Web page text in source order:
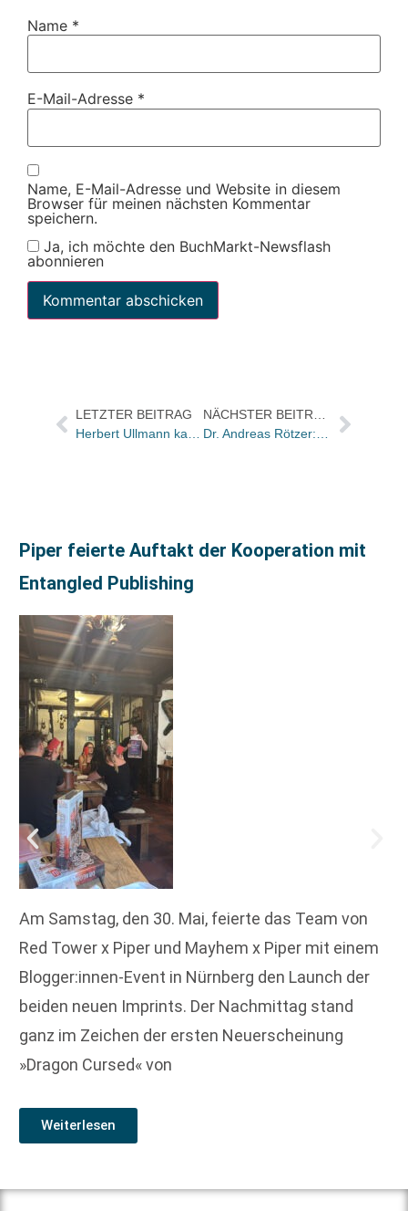
Name *
E-Mail-Adresse *
Name, E-Mail-Adresse und Website in diesem
Browser für meinen nächsten Kommentar
speichern.
Ja, ich möchte den BuchMarkt-Newsflash
abonnieren
LETZTER BEITRAG
Herbert Ullmann kauft Vista Point
NÄCHSTER BEITRAG
Dr. Andreas Rötzer: wenn ein Kilo Äpfel 2 Euro kostet – darf dann ein Buch über Äpfel 100 Euro kosten?
Piper feierte Auftakt der Kooperation mit
Entangled Publishing
Am Samstag, den 30. Mai, feierte das Team von
Red Tower x Piper und Mayhem x Piper mit einem
Blogger:innen-Event in Nürnberg den Launch der
beiden neuen Imprints. Der Nachmittag stand
ganz im Zeichen der ersten Neuerscheinung
»Dragon Cursed« von
Weiterlesen